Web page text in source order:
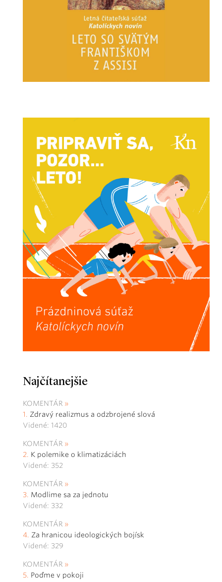
Najčítanejšie
KOMENTÁR
Zdravý realizmus a odzbrojené slová
Videné: 1420
KOMENTÁR
K polemike o klimatizáciách
Videné: 352
KOMENTÁR
Modlime sa za jednotu
Videné: 332
KOMENTÁR
Za hranicou ideologických bojísk
Videné: 329
KOMENTÁR
Poďme v pokoji